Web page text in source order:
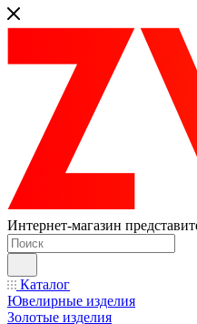
Интернет-магазин
Каталог
Ювелирные изделия
Золотые изделия